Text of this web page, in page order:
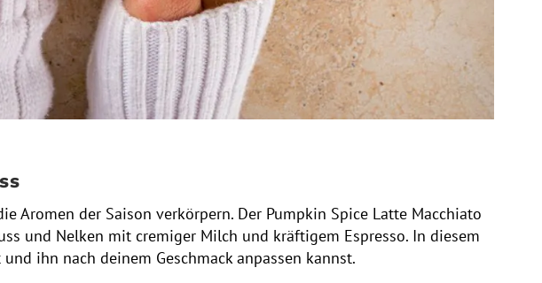
Aromen der Saison verkörpern. Der Pumpkin Spice Latte Macchiato
und Nelken mit cremiger Milch und kräftigem Espresso. In diesem
ihn nach deinem Geschmack anpassen kannst.